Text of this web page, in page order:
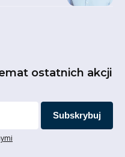
ostatnich akcji
Subskrybuj